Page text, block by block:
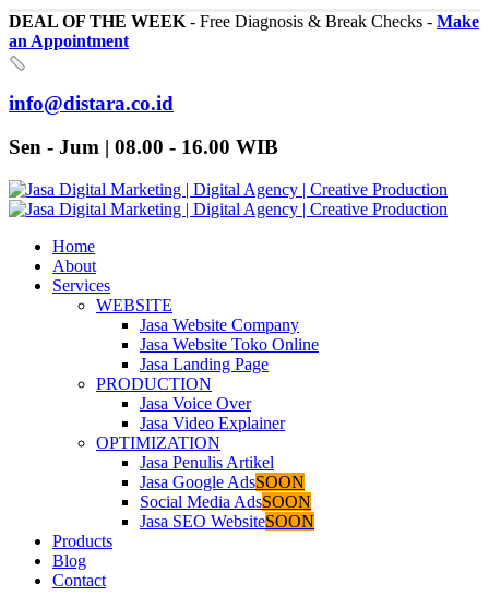
DEAL OF THE WEEK - Free Diagnosis & Break Checks - Make
an Appointment
info@distara.co.id
Sen - Jum | 08.00 - 16.00 WIB
Home
About
Services
WEBSITE
Jasa Website Company
Jasa Website Toko Online
Jasa Landing Page
PRODUCTION
Jasa Voice Over
Jasa Video Explainer
OPTIMIZATION
Jasa Penulis Artikel
Jasa Google AdsSOON
Social Media AdsSOON
Jasa SEO WebsiteSOON
Products
Blog
Contact